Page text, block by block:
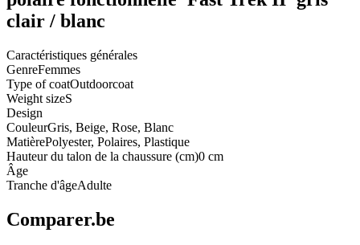
clair / blanc
Caractéristiques générales
GenreFemmes
Type of coatOutdoorcoat
Weight sizeS
Design
CouleurGris, Beige, Rose, Blanc
MatièrePolyester, Polaires, Plastique
Hauteur du talon de la chaussure (cm)0 cm
Âge
Tranche d'âgeAdulte
Comparer.be